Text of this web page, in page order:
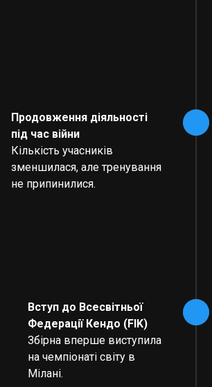
Продовження діяльності
під час війни
Кількість учасників
зменшилася, але тренування
не припинилися.
Вступ до Всесвітньої
Федерації Кендо (FIK)
Збірна вперше виступила
на чемпіонаті світу в
Мілані.